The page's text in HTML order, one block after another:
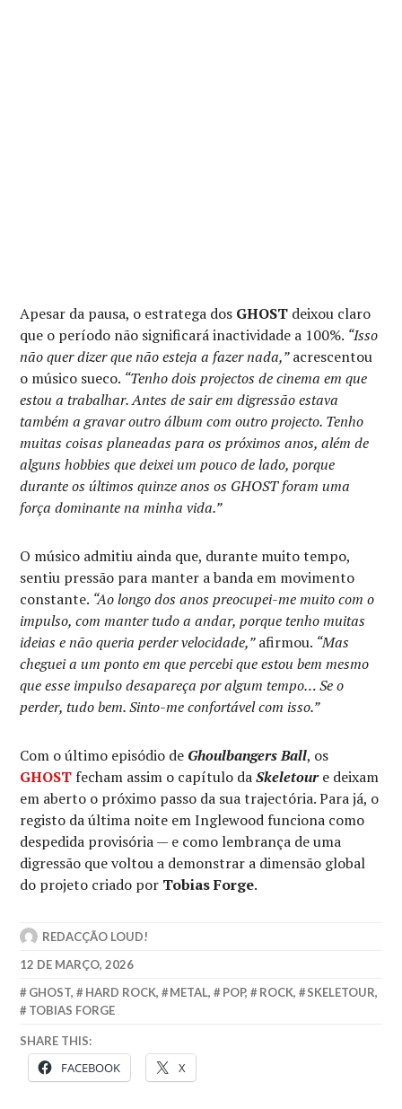
Apesar da pausa, o estratega dos GHOST deixou claro
que o período não significará inactividade a 100%. “Isso
não quer dizer que não esteja a fazer nada,”acrescentou
o músico sueco. “Tenho dois projectos de cinema em que
estou a trabalhar. Antes de sair em digressão estava
também a gravar outro álbum com outro projecto. Tenho
muitas coisas planeadas para os próximos anos, além de
alguns hobbies que deixei um pouco de lado, porque
durante os últimos quinze anos os GHOST foram uma
força dominante na minha vida.”
O músico admitiu ainda que, durante muito tempo,
sentiu pressão para manter a banda em movimento
constante. “Ao longo dos anos preocupei-me muito com o
impulso, com manter tudo a andar, porque tenho muitas
ideias e não queria perder velocidade,”afirmou. “Mas
cheguei a um ponto em que percebi que estou bem mesmo
que esse impulso desapareça por algum tempo… Se o
perder, tudo bem. Sinto-me confortável com isso.”
Com o último episódio de Ghoulbangers Ball, os
GHOST fecham assim o capítulo daSkeletoure deixam
em aberto o próximo passo da sua trajectória. Para já, o
registo da última noite em Inglewood funciona como
despedida provisória — e como lembrança de uma
digressão que voltou a demonstrar a dimensão global
do projeto criado por Tobias Forge.
REDACÇÃO LOUD!
12 DE MARÇO, 2026
GHOST, HARD ROCK, METAL, POP, ROCK, SKELETOUR,
TOBIAS FORGE
SHARE THIS:
FACEBOOK X